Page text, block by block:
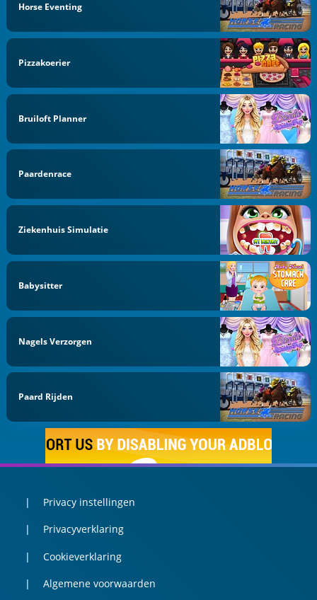
Horse Eventing
Pizzakoerier
Bruiloft Planner
Paardenrace
Ziekenhuis Simulatie
Babysitter
Nagels Verzorgen
Paard Rijden
Privacy instellingen
Privacyverklaring
Cookieverklaring
Algemene voorwaarden